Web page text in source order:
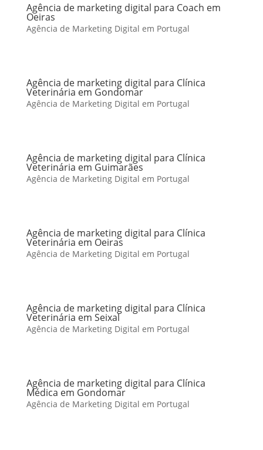
Agência de marketing digital para Coach em
Oeiras
Agência de Marketing Digital em Portugal
Agência de marketing digital para Clínica
Veterinária em Gondomar
Agência de Marketing Digital em Portugal
Agência de marketing digital para Clínica
Veterinária em Guimarães
Agência de Marketing Digital em Portugal
Agência de marketing digital para Clínica
Veterinária em Oeiras
Agência de Marketing Digital em Portugal
Agência de marketing digital para Clínica
Veterinária em Seixal
Agência de Marketing Digital em Portugal
Agência de marketing digital para Clínica
Médica em Gondomar
Agência de Marketing Digital em Portugal